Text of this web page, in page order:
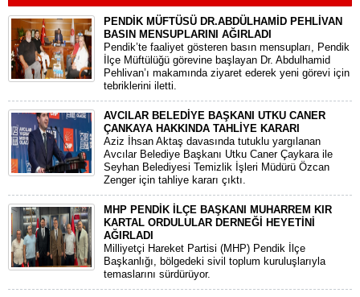
PENDİK MÜFTÜSÜ DR.ABDÜLHAMİD PEHLİVAN
BASIN MENSUPLARINI AĞIRLADI
​Pendik’te faaliyet gösteren basın mensupları, Pendik
İlçe Müftülüğü görevine başlayan Dr. Abdulhamid
Pehlivan’ı makamında ziyaret ederek yeni görevi için
tebriklerini iletti.
AVCILAR BELEDİYE BAŞKANI UTKU CANER
ÇANKAYA HAKKINDA TAHLİYE KARARI
​Aziz İhsan Aktaş davasında tutuklu yargılanan
Avcılar Belediye Başkanı Utku Caner Çaykara ile
Seyhan Belediyesi Temizlik İşleri Müdürü Özcan
Zenger için tahliye kararı çıktı.
MHP PENDİK İLÇE BAŞKANI MUHARREM KIR
KARTAL ORDULULAR DERNEĞİ HEYETİNİ
AĞIRLADI
​Milliyetçi Hareket Partisi (MHP) Pendik İlçe
Başkanlığı, bölgedeki sivil toplum kuruluşlarıyla
temaslarını sürdürüyor.